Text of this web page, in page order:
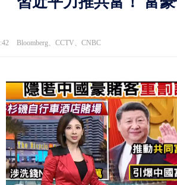
在野黨推
【新聞一
Bloomberg、CCTV、CNBC